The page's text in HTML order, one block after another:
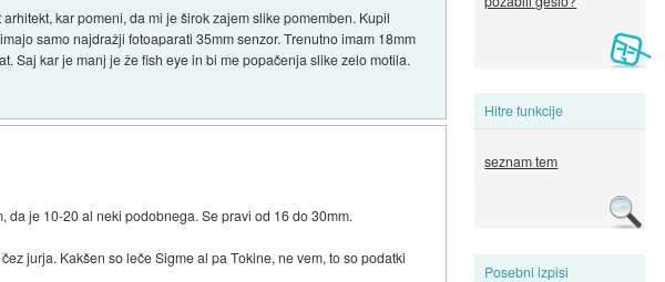
Hitre funkcije
seznam tem
Posebni izpisi
kar pomeni, da mi je širok zajem slike pomemben. Kupil
samo najdražji fotoaparati 35mm senzor. Trenutno imam 18mm
Saj kar je manj je že fish eye in bi me popačenja slike zelo motila.
da je 10-20 al neki podobnega. Se pravi od 16 do 30mm.
jurja. Kakšen so leče Sigme al pa Tokine, ne vem, to so podatki